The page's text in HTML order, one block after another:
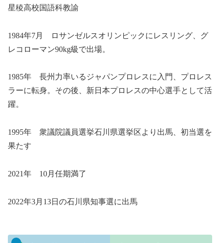
星稜高校国語科教諭
1984年7月 ロサンゼルスオリンピックにレスリング、グ
レコローマン90kg級で出場。
1985年 長州力率いるジャパンプロレスに入門、プロレス
ラーに転身。その後、新日本プロレスの中心選手として活
躍。
1995年 衆議院議員選挙石川県選挙区より出馬、初当選を
果たす
2021年 10月任期満了
2022年3月13日の石川県知事選に出馬